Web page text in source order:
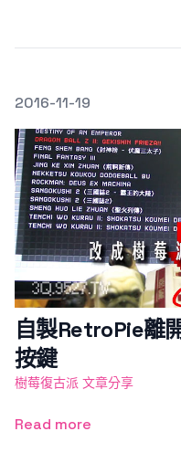
發文於
2016-11-19
自製RetroPie離
按鍵
樹莓復古派 文章分享
Read more